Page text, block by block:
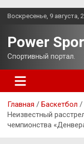
Перейти
Воскресенье, 9 августа,
Power
Спортивный портал.
Главная
Баскетбол
Неизвестный
чемпионства